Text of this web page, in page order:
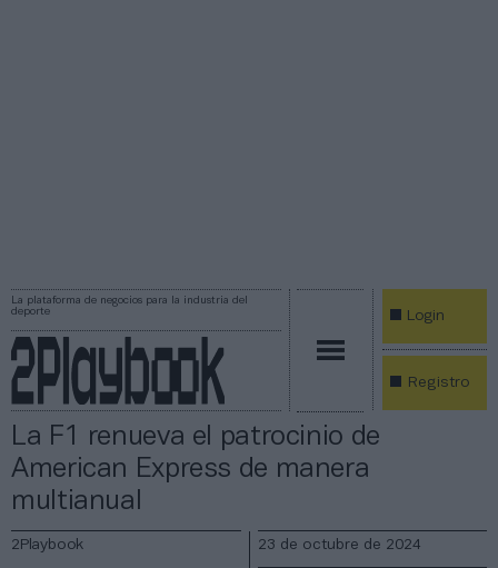
La plataforma de negocios para la industria del
deporte
Login
Registro
La F1 renueva el patrocinio de
American Express de manera
multianual
2Playbook 23 de octubre de 2024